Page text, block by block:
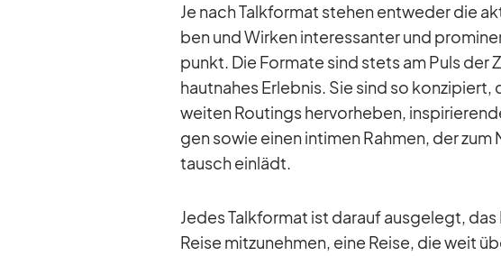
Je nach Talk­for­mat ste­hen ent­we­der die
ben und Wir­ken in­ter­es­san­ter und
punkt. Die For­mate sind stets am Puls der
haut­na­hes Er­leb­nis. Sie sind so
wei­ten Rou­tings her­vor­he­ben,
gen so­wie ei­nen in­ti­men Rah­men, der
tausch ein­lädt.
Je­des Talk­for­mat ist dar­auf aus­ge­legt,
Reise mit­zu­neh­men, eine Reise, die weit